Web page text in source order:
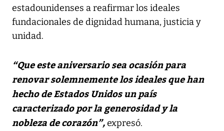
estadounidenses a reafirmar los ideales
fundacionales de dignidad humana, justicia y
unidad.
“Que este aniversario sea ocasión para
renovar solemnemente los ideales que han
hecho de Estados Unidos un país
caracterizado por la generosidad y la
nobleza de corazón”,expresó.